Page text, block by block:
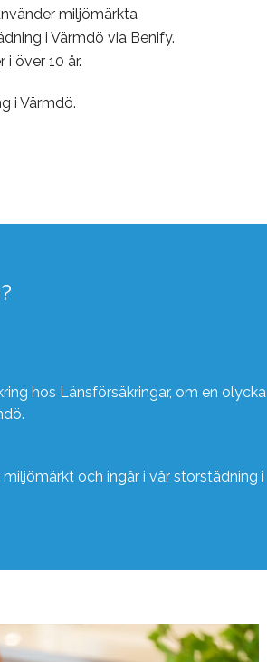
miljömärkta
i Värmdö via Benify.
över 10 år.
i Värmdö.
hos Länsförsäkringar, om en olycka
och ingår i vår storstädning i